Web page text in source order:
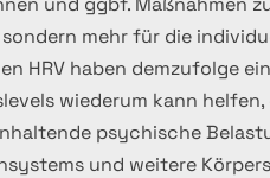
mehr für die
HRV haben demzufolge
wiederum kann helfen,
psychische
und weitere